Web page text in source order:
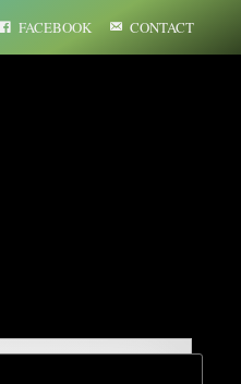
FACEBOOK CONTACT